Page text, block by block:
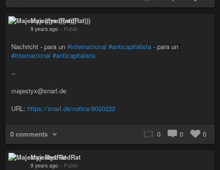
Majestyx (((redRat)))
9 years ago – Public
Nachricht - para un #internacional #anticapitalista - para un
#internacional #anticapitalista
--
majestyx@snarl.de
URL: https://snarl.de/notice/8020222
0 comments 0 0 0
Majestyx RedRat
9 years ago – Public